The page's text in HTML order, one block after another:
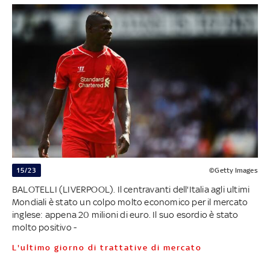
15/23 ©Getty Images
BALOTELLI (LIVERPOOL). Il centravanti dell'Italia agli ultimi
Mondiali è stato un colpo molto economico per il mercato
inglese: appena 20 milioni di euro. Il suo esordio è stato
molto positivo -
L'ultimo giorno di trattative di mercato